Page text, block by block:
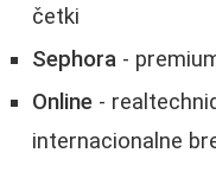
četki
Sephora -
Online -
internacionalne